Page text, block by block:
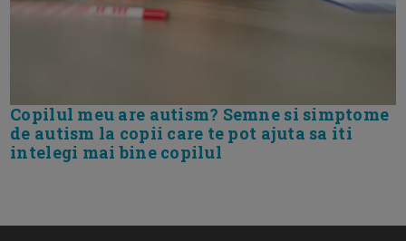
Copilul meu are autism? Semne si simptome
de autism la copii care te pot ajuta sa iti
intelegi mai bine copilul